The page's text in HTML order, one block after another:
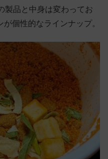
製品と中身は変わってお
個性的なラインナップ。